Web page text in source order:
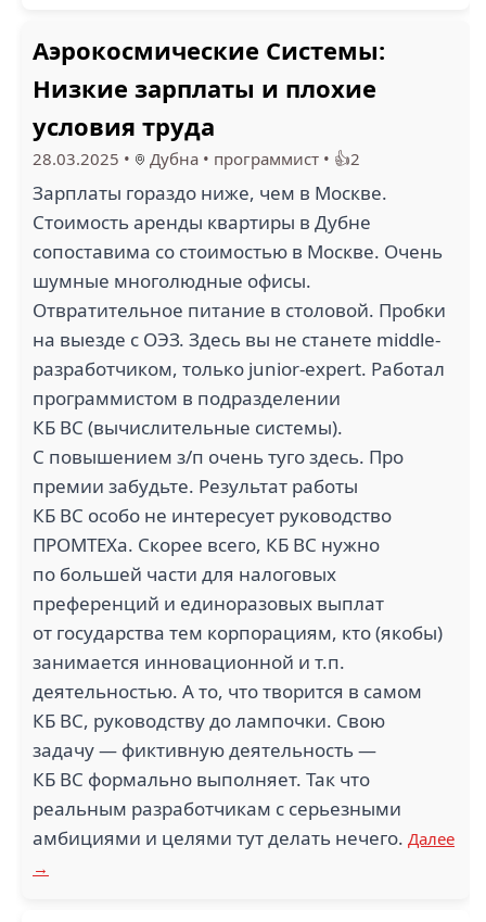
Аэрокосмические Системы:
Низкие зарплаты и плохие
условия труда
28.03.2025 • Дубна • программист • 👍2
Зарплаты гораздо ниже, чем в Москве.
Стоимость аренды квартиры в Дубне
сопоставима со стоимостью в Москве. Очень
шумные многолюдные офисы.
Отвратительное питание в столовой. Пробки
на выезде с ОЭЗ. Здесь вы не станете middle-
разработчиком, только junior-expert. Работал
программистом в подразделении
КБ ВС (вычислительные системы).
С повышением з/п очень туго здесь. Про
премии забудьте. Результат работы
КБ ВС особо не интересует руководство
ПРОМТЕХа. Скорее всего, КБ ВС нужно
по большей части для налоговых
преференций и единоразовых выплат
от государства тем корпорациям, кто (якобы)
занимается инновационной и т.п.
деятельностью. А то, что творится в самом
КБ ВС, руководству до лампочки. Свою
задачу — фиктивную деятельность —
КБ ВС формально выполняет. Так что
реальным разработчикам с серьезными
амбициями и целями тут делать нечего. Далее
→